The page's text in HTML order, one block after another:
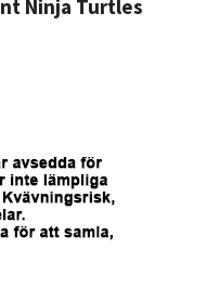
Ninja Turtles